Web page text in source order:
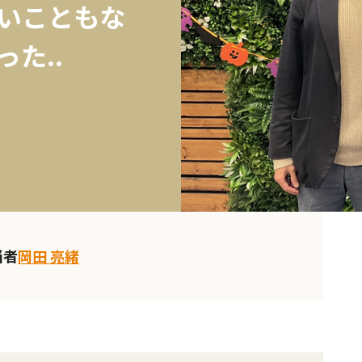
こともな
た..
岡田 亮緒